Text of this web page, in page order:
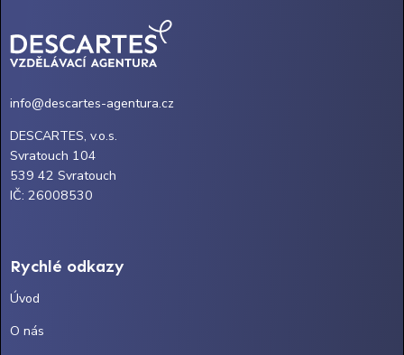
info@descartes-agentura.cz
DESCARTES, v.o.s.
Svratouch 104
539 42 Svratouch
IČ: 26008530
Rychlé odkazy
Úvod
O nás